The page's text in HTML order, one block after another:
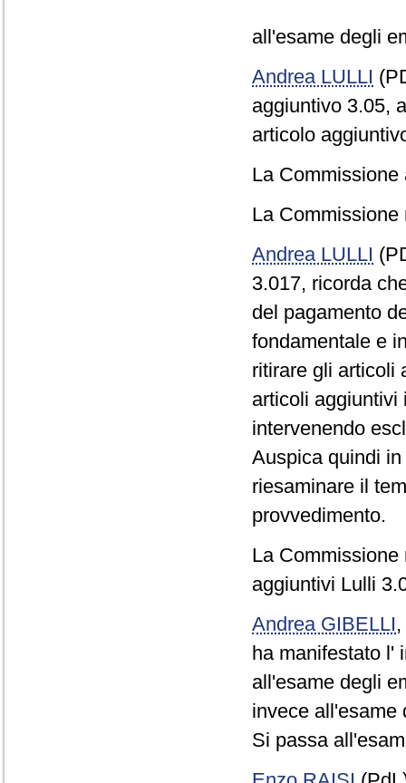
all'esame degli
Andrea LULLI
aggiuntivo 3.05,
articolo
La
La
Andrea LULLI
3.017, ricorda
del pagamento
fondamentale e
ritirare gli articoli
articoli aggiuntivi
intervenendo
Auspica quindi
riesaminare il
provvedimento.
La
aggiuntivi Lulli
Andrea GIBELLI,
ha manifestato l'
all'esame degli
invece all'esame
Si passa